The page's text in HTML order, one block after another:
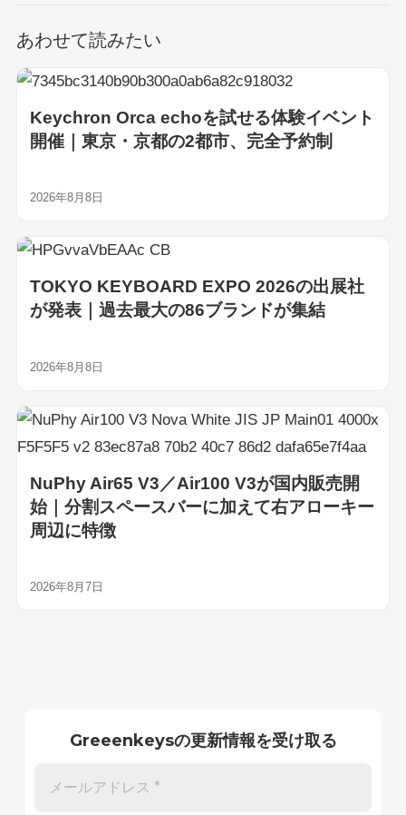
あわせて読みたい
Keychron Orca echoを試せる体験イベント
開催｜東京・京都の2都市、完全予約制
2026年8月8日
TOKYO KEYBOARD EXPO 2026の出展社
が発表｜過去最大の86ブランドが集結
2026年8月8日
NuPhy Air65 V3／Air100 V3が国内販売開
始｜分割スペースバーに加えて右アローキー
周辺に特徴
2026年8月7日
Greeenkeysの更新情報を受け取る